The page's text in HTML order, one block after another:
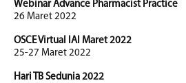
Webinar Advance Pharmacist Practice
26 Maret 2022
OSCE Virtual IAI Maret 2022
25-27 Maret 2022
Hari TB Sedunia 2022